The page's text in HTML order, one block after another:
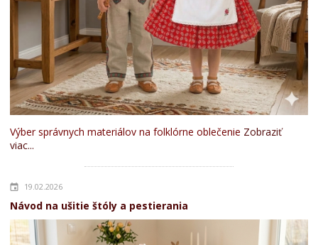
Výber správnych materiálov na folklórne oblečenie Zobraziť
viac...
19.02.2026
Návod na ušitie štóly a pestierania